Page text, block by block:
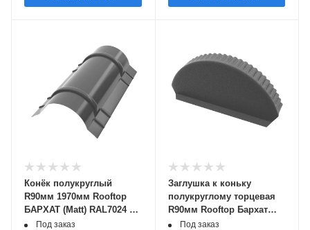
Конёк полукруглый
R90мм 1970мм Rooftop
БАРХАТ (Matt) RAL7024 PE
0,5мм Zn180
Под заказ
Заглушка к коньку
полукруглому торцевая
R90мм Rooftop Бархат
RAL7024 PE 0,5мм Zn180
Под заказ